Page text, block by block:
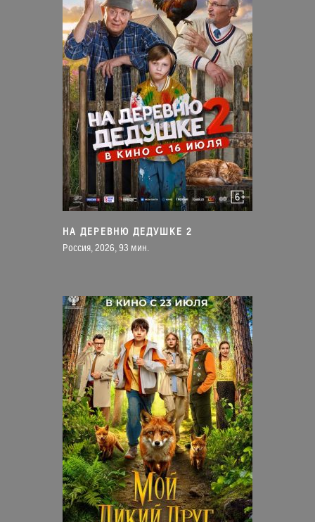
НА ДЕРЕВНЮ ДЕДУШКЕ 2
Россия, 2026, 93 мин.